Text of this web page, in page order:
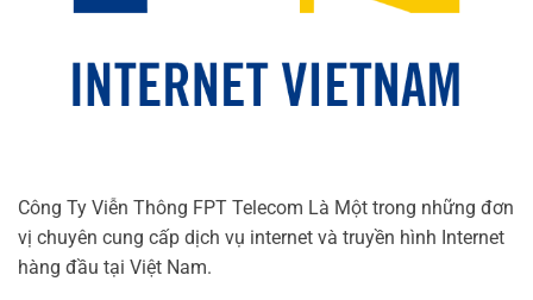
Công Ty Viễn Thông FPT Telecom Là Một trong những đơn
vị chuyên cung cấp dịch vụ internet và truyền hình Internet
hàng đầu tại Việt Nam.